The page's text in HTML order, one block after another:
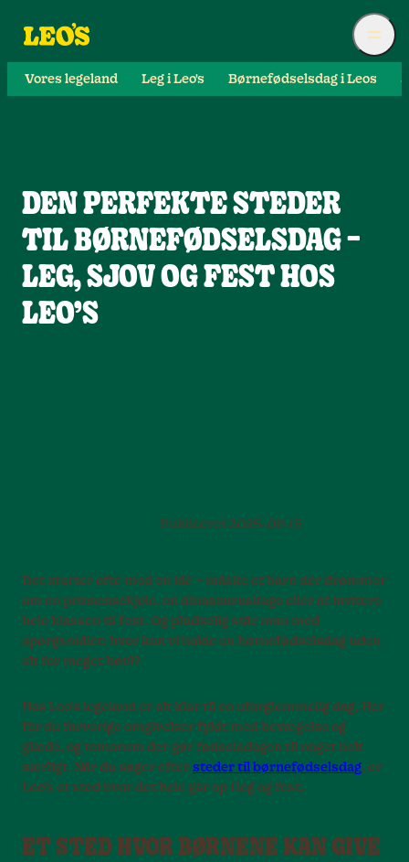
Vores legeland Leg i Leo's Børnefødselsdag i Leos
DEN PERFEKTE STEDER
TIL BØRNEFØDSELSDAG –
LEG, SJOV OG FEST HOS
LEO’S
Publiceret 2025-06-15
Det starter ofte med en idé – måske et barn der drømmer
om en prinsessekjole, en dinosauruskage eller at invitere
hele klassen til fest. Og pludselig står man med
spørgsmålet: hvor kan vi holde en børnefødselsdag uden
alt for meget bøvl?
Hos Leo’s legeland er alt klar til en uforglemmelig dag. Her
får du farverige omgivelser fyldt med bevægelse og
glæde, og temarum der gør fødselsdagen til noget helt
særligt. Når du søger efter steder til børnefødselsdag, er
Leo’s et sted hvor det hele går op i leg og fest.
ET STED HVOR BØRNENE KAN GIVE